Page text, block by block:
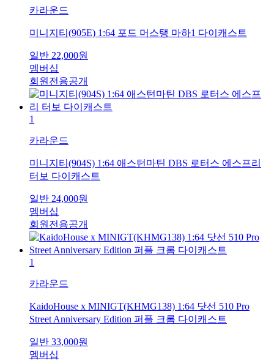
카라운드
미니지티(905E) 1:64 포드 머스탱 마하1 다이캐스트
일반 22,000원
멤버십
회원전용공개
1
카라운드
미니지티(904S) 1:64 애스턴마틴 DBS 로터스 에스프리
터보 다이캐스트
일반 24,000원
멤버십
회원전용공개
1
카라운드
KaidoHouse x MINIGT(KHMG138) 1:64 닷선 510 Pro
Street Anniversary Edition 퍼플 크롬 다이캐스트
일반 33,000원
멤버십